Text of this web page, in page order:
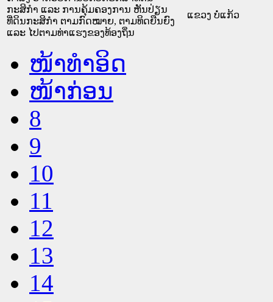
ກະສິກຳ ແລະ ການຄຸ້ມຄອງການ ຫັນປ່ຽນ
ທີ່ດິນກະສິກຳ ຕາມກົດໝາຍ, ຕາມທິດຍືນຍົງ
ແລະ ໄປຕາມທ່າແຮງຂອງທ້ອງຖິ່ນ
ແຂວງ ບໍ່ແກ້ວ
ໜ້າທໍາອິດ
ໜ້າກ່ອນ
8
9
10
11
12
13
14